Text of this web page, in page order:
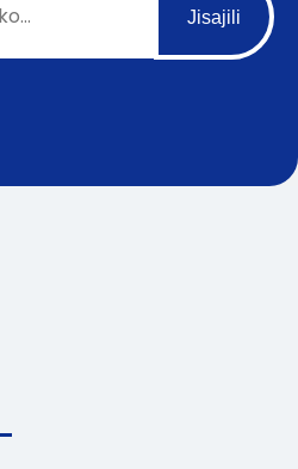
Jisajili